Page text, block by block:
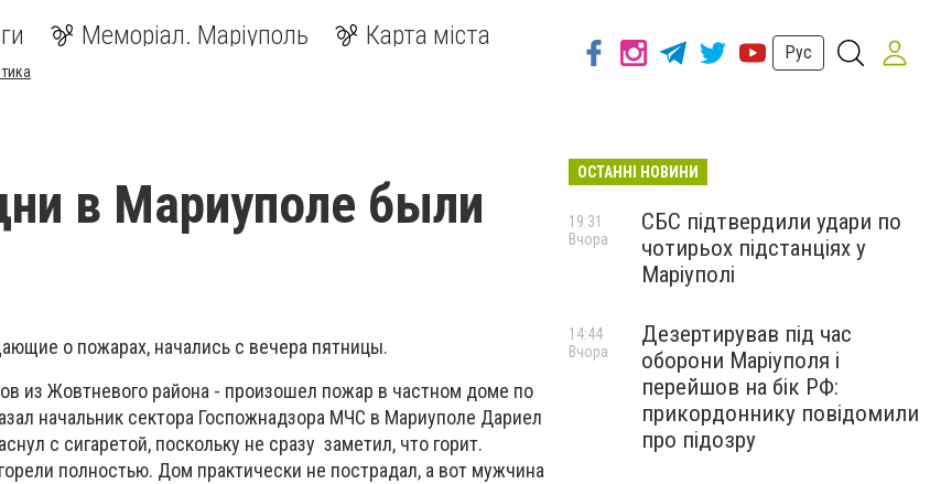
Меморіал. Маріуполь Карта міста
Рус
в Мариуполе были
о пожарах, начались с вечера пятницы.
из Жовтневого района - произошел пожар в частном доме по
начальник сектора Госпожнадзора МЧС в Мариуполе Дариел
с сигаретой, поскольку не сразу заметил, что горит.
полностью. Дом практически не пострадал, а вот мужчина
ОСТАННІ НОВИНИ
СБС підтвердили удари по
чотирьох підстанціях у
Маріуполі
19:31
Вчора
Дезертирував під час
оборони Маріуполя і
перейшов на бік РФ:
прикордоннику повідомили
про підозру
14:44
Вчора